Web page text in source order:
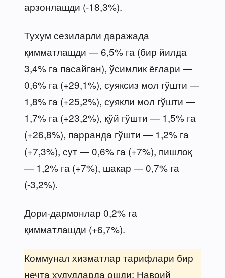
арзонлашди (-18,3%).
Тухум сезиларли даражада
қимматлашди — 6,5% га (бир йилда
3,4% га пасайган), ўсимлик ёғлари —
0,6% га (+29,1%), суяксиз мол гўшти —
1,8% га (+25,2%), суякли мол гўшти —
1,7% га (+23,2%), қўй гўшти — 1,5% га
(+26,8%), парранда гўшти — 1,2% га
(+7,3%), сут — 0,6% га (+7%), пишлоқ
— 1,2% га (+7%), шакар — 0,7% га
(-3,2%).
Дори-дармонлар 0,2% га
қимматлашди (+6,7%).
Коммунал хизматлар тарифлари бир
нечта ҳудудларда ошди: Навоий